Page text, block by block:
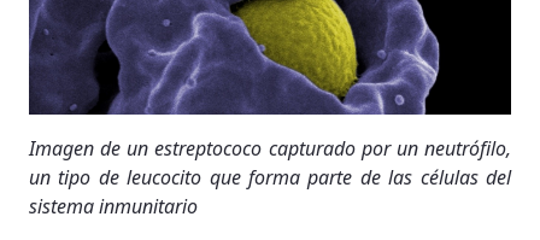
Imagen de un estreptococo capturado por un neutrófilo,
un tipo de leucocito que forma parte de las células del
sistema inmunitario